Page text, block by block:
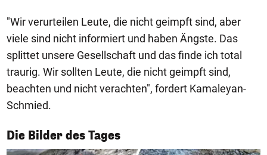
"Wir verurteilen Leute, die nicht geimpft sind, aber
viele sind nicht informiert und haben Ängste. Das
splittet unsere Gesellschaft und das finde ich total
traurig. Wir sollten Leute, die nicht geimpft sind,
beachten und nicht verachten", fordert Kamaleyan-
Schmied.
Die Bilder des Tages
1/50